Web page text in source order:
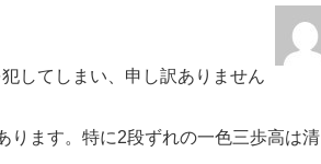
してしまい、申し訳ありません
ります。特に2段ずれの一色三歩高は清